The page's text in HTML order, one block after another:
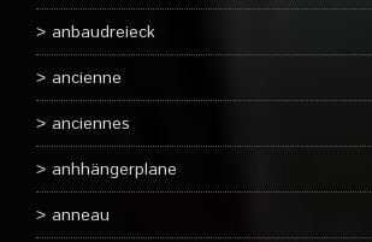
anbaudreieck
ancienne
anciennes
anhhängerplane
anneau